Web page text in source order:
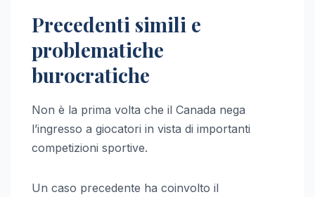
Precedenti simili e
problematiche
burocratiche
Non è la prima volta che il Canada nega
l’ingresso a giocatori in vista di importanti
competizioni sportive.
Un caso precedente ha coinvolto il